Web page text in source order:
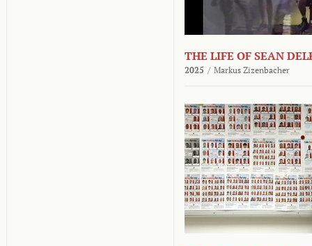
THE LIFE OF SEAN
2025 / Markus Zizenbacher